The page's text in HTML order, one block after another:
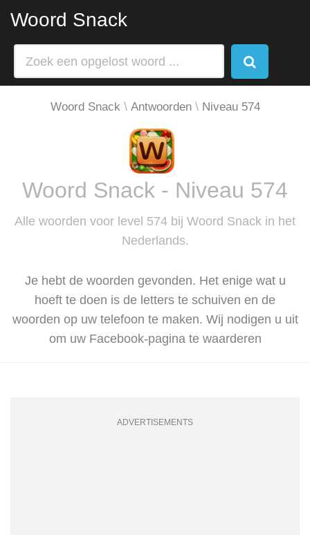
Woord Snack
Woord Snack Antwoorden Niveau 574
Woord Snack - Niveau 574
Alle woorden voor level 574 bij Woord Snack in het
Nederlands.
Je hebt de woorden gevonden. Het enige wat u
hoeft te doen is de letters te schuiven en de
woorden op uw telefoon te maken. Wij nodigen u uit
om uw Facebook-pagina te waarderen
ADVERTISEMENTS